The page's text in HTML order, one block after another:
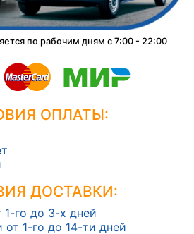
по рабочим дням с 7:00 - 22:00
ОПЛАТЫ:
ДОСТАВКИ:
го до 3-х дней
1-го до 14-ти дней